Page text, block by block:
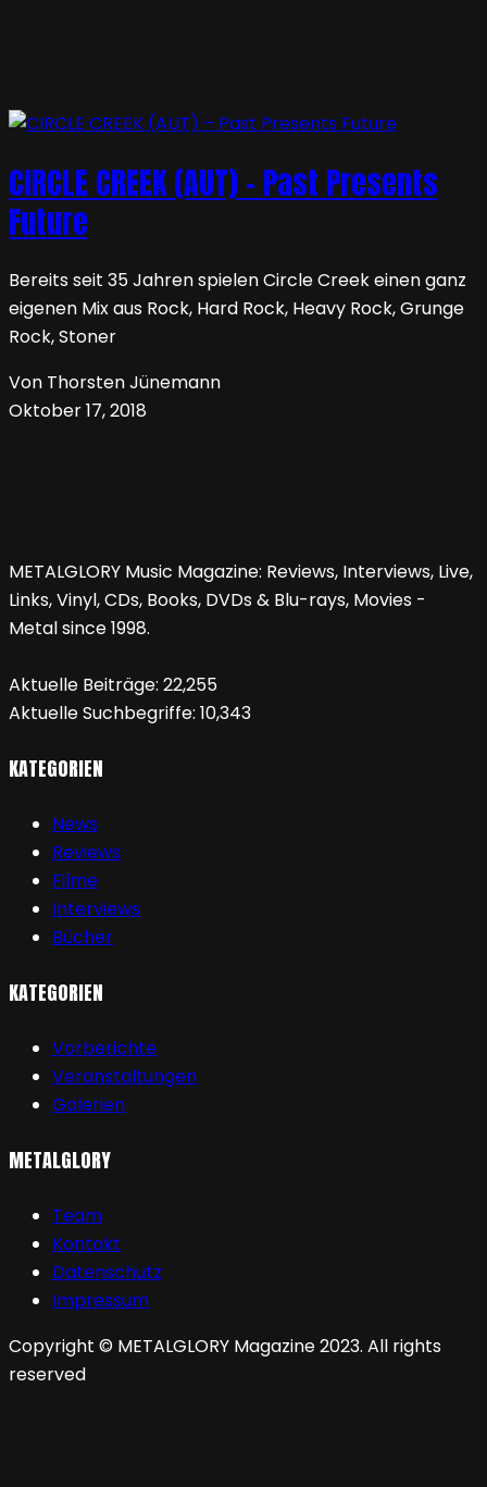
CIRCLE CREEK (AUT) – Past Presents
Future
Bereits seit 35 Jahren spielen Circle Creek einen ganz
eigenen Mix aus Rock, Hard Rock, Heavy Rock, Grunge
Rock, Stoner
Von Thorsten Jünemann
Oktober 17, 2018
METALGLORY Music Magazine: Reviews, Interviews, Live,
Links, Vinyl, CDs, Books, DVDs & Blu-rays, Movies -
Metal since 1998.
Aktuelle Beiträge: 22,255
Aktuelle Suchbegriffe: 10,343
KATEGORIEN
News
Reviews
Filme
Interviews
Bücher
KATEGORIEN
Vorberichte
Veranstaltungen
Galerien
METALGLORY
Team
Kontakt
Datenschutz
Impressum
Copyright © METALGLORY Magazine 2023. All rights
reserved